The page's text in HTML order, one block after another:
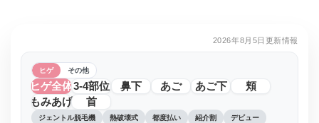
2026年8月5日更新情報
ヒゲ その他
ヒゲ全体3-4部位 鼻下 あご あご下
頬
もみあげ
首
ジェントル脱毛機 熱破壊式 都度払い 紹介割 デビュー